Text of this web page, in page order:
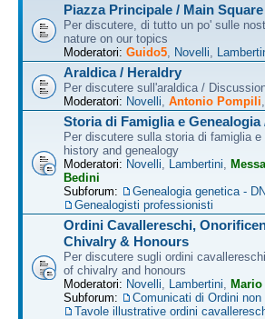
Piazza Principale / Main Square
Per discutere, di tutto un po' sulle
nature on our topics
Moderatori: Guido5 Novelli
Araldica / Heraldry
Per discutere sull'araldica /
Moderatori: Novelli Antonio Pompili
Storia di Famiglia e
Per discutere sulla storia di famiglia
history and genealogy
Moderatori: Novelli Lambertini
Bedini
Subforum:
Genealogia genetica -
Genealogisti professionisti
Ordini Cavallereschi,
Chivalry & Honours
Per discutere sugli ordini
of chivalry and honours
Moderatori: Novelli Lambertini Mario
Subforum:
Comunicati di Ordini non
Tavole illustrative ordini